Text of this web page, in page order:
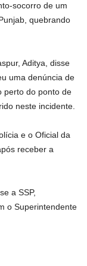
socorro de um
quebrando
Aditya, disse
uma denúncia de
perto do ponto de
neste incidente.
e o Oficial da
receber a
a SSP,
o Superintendente